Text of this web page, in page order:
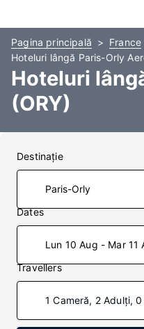
Pagina principală
France
Hoteluri lângă Paris-Orly
Hoteluri
(ORY)
Destinaţie
Dates
Lun 10 Aug - Mar 11
Travellers
1 Cameră, 2 Adulți,